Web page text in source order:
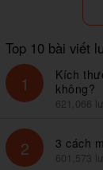
Top 10 bài viết
1
Kích
không?
621,066
2 3 cách
601,573